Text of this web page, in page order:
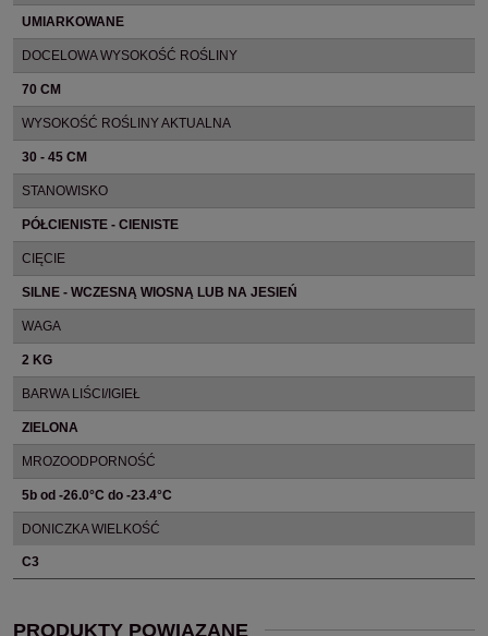
UMIARKOWANE
DOCELOWA WYSOKOŚĆ ROŚLINY
70 CM
WYSOKOŚĆ ROŚLINY AKTUALNA
30 - 45 CM
STANOWISKO
PÓŁCIENISTE - CIENISTE
CIĘCIE
SILNE - WCZESNĄ WIOSNĄ LUB NA JESIEŃ
WAGA
2 KG
BARWA LIŚCI/IGIEŁ
ZIELONA
MROZOODPORNOŚĆ
5b od -26.0°C do -23.4°C
DONICZKA WIELKOŚĆ
C3
PRODUKTY POWIĄZANE